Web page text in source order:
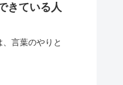
きている人
言葉のやりと